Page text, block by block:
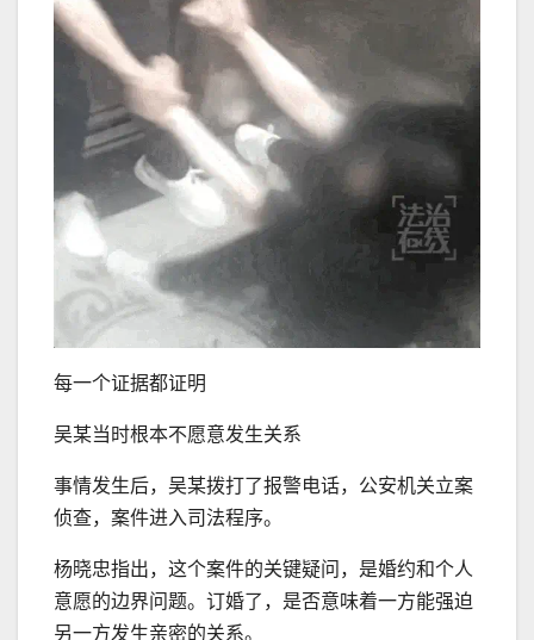
每一个证据都证明
吴某当时根本不愿意发生关系
事情发生后，吴某拨打了报警电话，公安机关立案
侦查，案件进入司法程序。
杨晓忠指出，这个案件的关键疑问，是婚约和个人
意愿的边界问题。订婚了，是否意味着一方能强迫
另一方发生亲密的关系。